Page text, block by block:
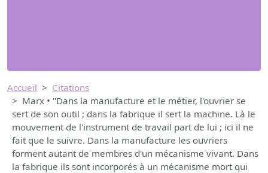
Accueil
Citations
Marx • "Dans la manufacture et le métier, l'ouvrier se
sert de son outil ; dans la fabrique il sert la machine. Là le
mouvement de l'instrument de travail part de lui ; ici il ne
fait que le suivre. Dans la manufacture les ouvriers
forment autant de membres d'un mécanisme vivant. Dans
la fabrique ils sont incorporés à un mécanisme mort qui